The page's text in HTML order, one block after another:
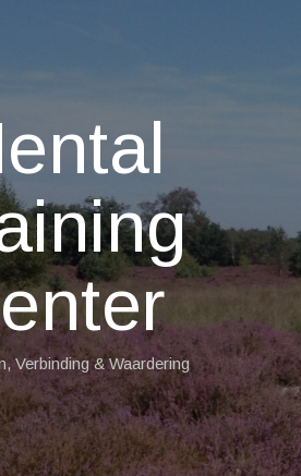
Verbinding & Waardering